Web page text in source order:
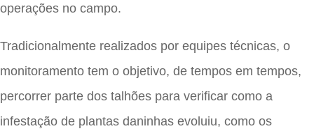
operações no campo.
Tradicionalmente realizados por equipes técnicas, o
monitoramento tem o objetivo, de tempos em tempos,
percorrer parte dos talhões para verificar como a
infestação de plantas daninhas evoluiu, como os